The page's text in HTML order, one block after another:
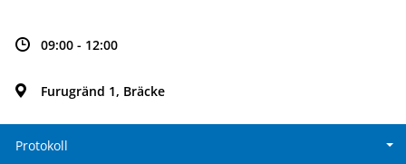
09:00 - 12:00
Furugränd 1, Bräcke
Protokoll